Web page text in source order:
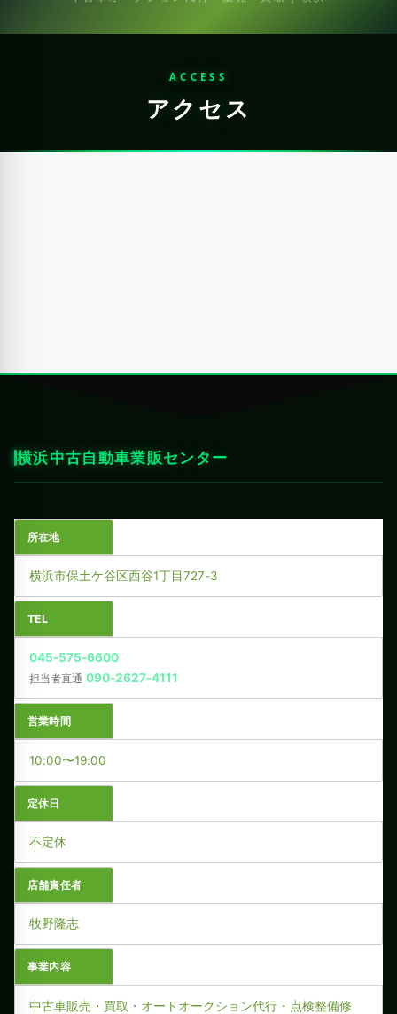
ACCESS
アクセス
横浜中古自動車業販センター
所在地
横浜市保土ケ谷区西谷1丁目727-3
TEL
045-575-6600
担当者直通 090-2627-4111
営業時間
10:00〜19:00
定休日
不定休
店舗責任者
牧野隆志
事業内容
中古車販売・買取・オートオークション代行・点検整備修